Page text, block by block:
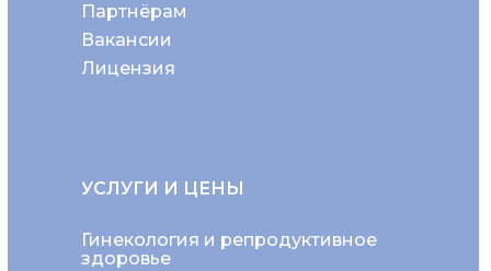
Партнёрам
Вакансии
Лицензия
Гинекология и репродуктивное
здоровье
УСЛУГИ И ЦЕНЫ